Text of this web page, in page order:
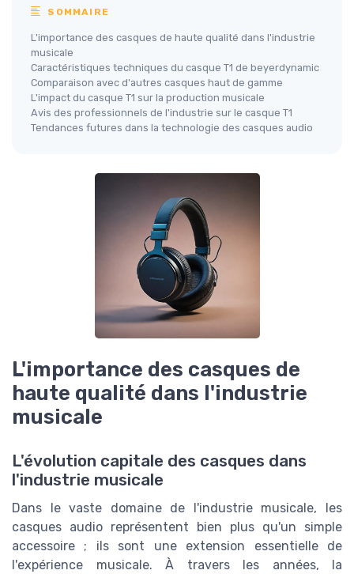
SOMMAIRE
L'importance des casques de haute qualité dans l'industrie
musicale
Caractéristiques techniques du casque T1 de beyerdynamic
Comparaison avec d'autres casques haut de gamme
L'impact du casque T1 sur la production musicale
Avis des professionnels de l'industrie sur le casque T1
Tendances futures dans la technologie des casques audio
L'importance des casques de
haute qualité dans l'industrie
musicale
L'évolution capitale des casques dans
l'industrie musicale
Dans le vaste domaine de l'industrie musicale, les
casques audio représentent bien plus qu'un simple
accessoire ; ils sont une extension essentielle de
l'expérience musicale. À travers les années, la